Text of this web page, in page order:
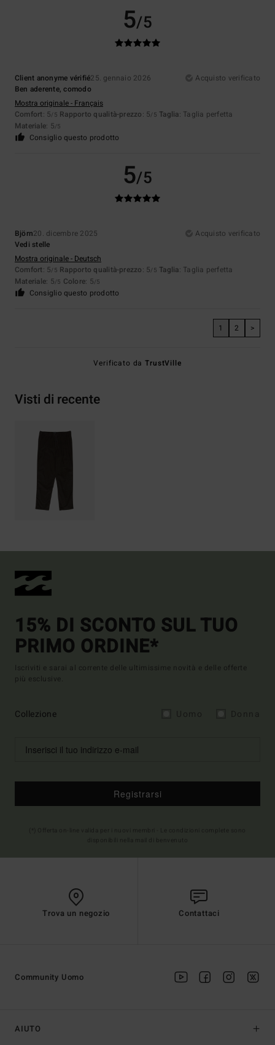
5/5
Client anonyme vérifié25. gennaio 2026
Acquisto verificato
Ben aderente, comodo
Mostra originale - Français
Comfort: 5/5 Rapporto qualità-prezzo: 5/5 Taglia: Taglia perfetta
Materiale: 5/5
Consiglio questo prodotto
5/5
Björn20. dicembre 2025
Acquisto verificato
Vedi stelle
Mostra originale - Deutsch
Comfort: 5/5 Rapporto qualità-prezzo: 5/5 Taglia: Taglia perfetta
Materiale: 5/5 Colore: 5/5
Consiglio questo prodotto
1 2 >
Verificato daTrustVille
Visti di recente
15% DI SCONTO SUL TUO
PRIMO ORDINE*
Iscriviti e sarai al corrente delle ultimissime novità e delle offerte
più esclusive.
Collezione
Registrarsi
Trova un negozio Contattaci
AIUTO
Community Uomo